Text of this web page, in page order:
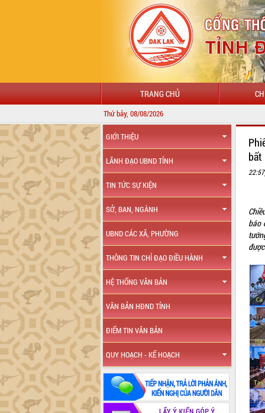
TRANG CHỦ
Thứ bảy, 08/08/2026
GIỚI THIỆU
LÃNH ĐẠO UBND TỈNH
TIN TỨC SỰ KIỆN
SỞ, BAN, NGÀNH
UBND CÁC XÃ, PHƯỜNG
THÔNG TIN CHỈ ĐẠO ĐIỀU HÀNH
HỆ THỐNG VĂN BẢN
VĂN BẢN HĐND TỈNH
ĐIỂM TIN VĂN BẢN
QUY HOẠCH - KẾ HOẠCH
báo